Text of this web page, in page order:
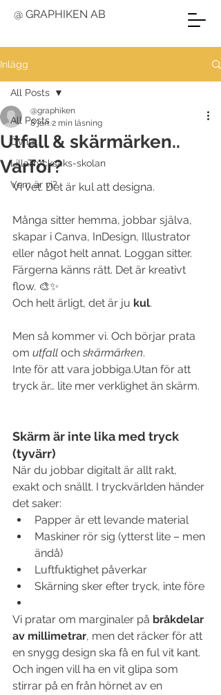
@ GRAPHIKEN AB
Inlägg
All Posts
Övrigt
LillaTrycksaks-skolan
Vem är vi?
All Posts
Utfall & skärmärken..
Varför?
@graphiken
8 jan.2 min läsning
Vi vet. Det är kul att designa.
Många sitter hemma, jobbar själva,
skapar i Canva, InDesign, Illustrator
eller något helt annat. Loggan sitter.
Färgerna känns rätt. Det är kreativt
flow. 🎨✨
Och helt ärligt, det är ju kul.
Men så kommer vi. Och börjar prata
om utfall och skärmärken.
Inte för att vara jobbiga.Utan för att
tryck är… lite mer verklighet än skärm.
Skärm är inte lika med tryck
(tyvärr)
När du jobbar digitalt är allt rakt,
exakt och snällt. I tryckvärlden händer
det saker:
Papper är ett levande material
Maskiner rör sig (ytterst lite – men
ändå)
Luftfuktighet påverkar
Skärning sker efter tryck, inte före
Vi pratar om marginaler på bråkdelar
av millimetrar, men det räcker för att
en snygg design ska få en ful vit kant.
Och ingen vill ha en vit glipa som
stirrar på en från hörnet av en